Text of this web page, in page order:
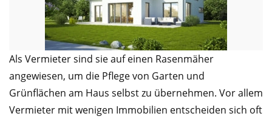
Als Vermieter sind sie auf einen Rasenmäher
angewiesen, um die Pflege von Garten und
Grünflächen am Haus selbst zu übernehmen. Vor allem
Vermieter mit wenigen Immobilien entscheiden sich oft